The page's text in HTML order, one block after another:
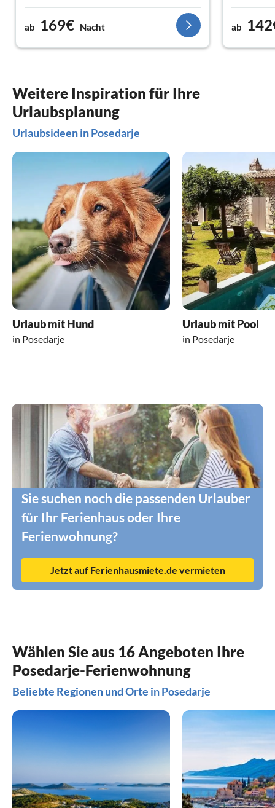
ab 169€ Nacht ab
Weitere Inspiration für Ihre
Urlaubsplanung
Urlaubsideen in Posedarje
Urlaub mit Hund
in Posedarje
Urlaub mit Pool
in Posedarje
Sie suchen noch die passenden Urlauber
für Ihr Ferienhaus oder Ihre
Ferienwohnung?
Jetzt auf Ferienhausmiete.de vermieten
Wählen Sie aus 16 Angeboten Ihre
Posedarje-Ferienwohnung
Beliebte Regionen und Orte in Posedarje